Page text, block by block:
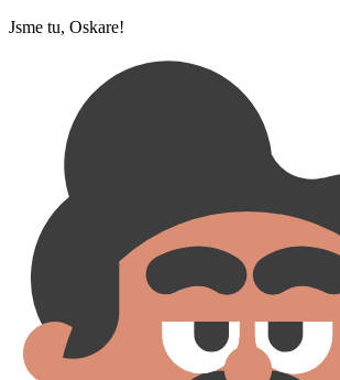
Jsme tu, Oskare!